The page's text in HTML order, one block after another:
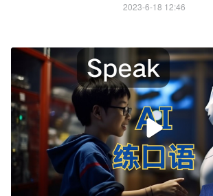
2023-6-18 12:46